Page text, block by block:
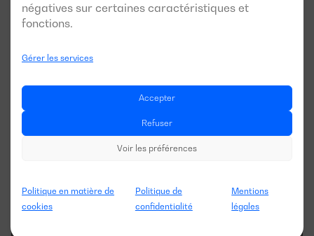
négatives sur certaines caractéristiques et
fonctions.
Gérer les services
Accepter
Refuser
Voir les préférences
Politique en matière de
cookies
Politique de
confidentialité
Mentions
légales
Correos Express à Getafe.
Voir le cas
Dagartech garantit l’alimentation électrique de la